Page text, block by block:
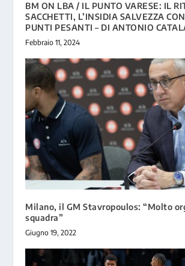
BM ON LBA / IL PUNTO VARESE: IL
SACCHETTI, L’INSIDIA SALVEZZA
PUNTI PESANTI – DI ANTONIO
Febbraio 11, 2024
Milano, il GM Stavropoulos: “Molto
squadra”
Giugno 19, 2022